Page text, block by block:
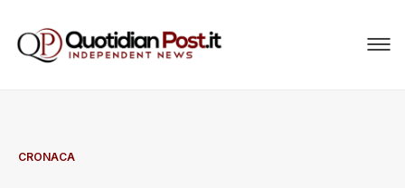
CRONACA